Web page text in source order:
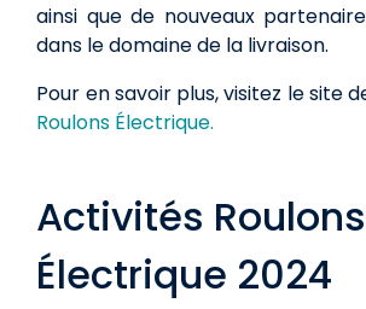
ainsi que de nouveaux
dans le domaine de la livraison.
Pour en savoir plus, visitez le site
Roulons Électrique.
Activités Roulons
Électrique 2024